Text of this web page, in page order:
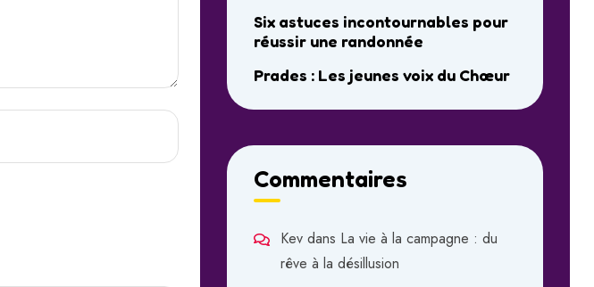
Six astuces incontournables pour
réussir une randonnée
Prades : Les jeunes voix du Chœur
Commentaires
Kev dans La vie à la campagne : du
rêve à la désillusion